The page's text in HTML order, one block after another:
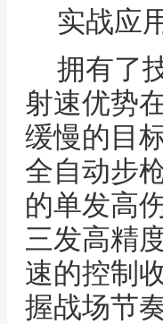
实战应
拥有了
射速优势
缓慢的目
全自动步
的单发高
三发高精
速的控制
握战场节